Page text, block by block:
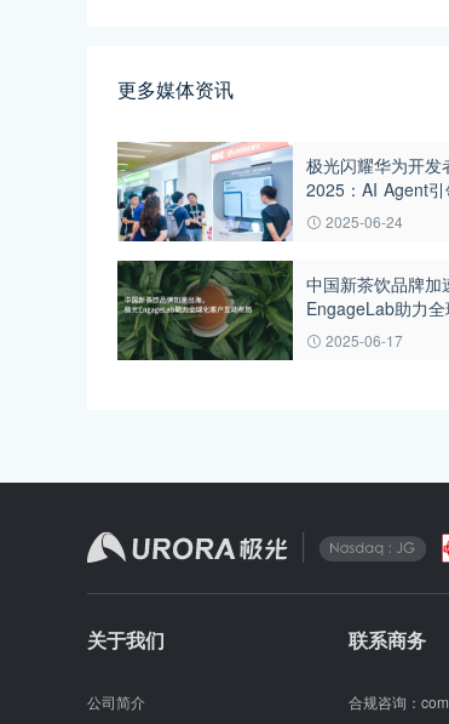
更多媒体资讯
极光闪耀华为开发
2025：AI Agent
力革命
2025-06-24
中国新茶饮品牌加
EngageLab助力
动布局
2025-06-17
关于我们
公司简介
联系商务
合规咨询：